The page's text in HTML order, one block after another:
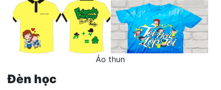
Áo thun
Đèn học